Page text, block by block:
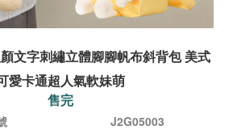
文字刺繡立體腳腳帆布斜背包 美式
愛卡通超人氣軟妹萌
售完
J2G05003